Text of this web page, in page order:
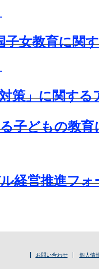
子女教育に関
策」に関す
子どもの教
経営推進フ
お問い合わせ 個人情